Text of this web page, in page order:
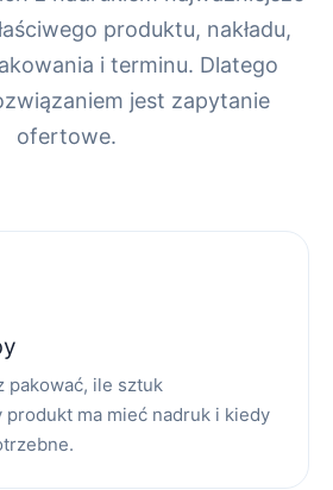
produktu, nakładu,
i terminu. Dlatego
jest zapytanie
ofertowe.
pakować, ile sztuk
ma mieć nadruk i kiedy